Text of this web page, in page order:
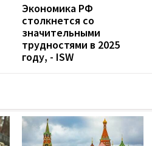
Экономика РФ
столкнется со
значительными
трудностями в 2025
году, - ISW